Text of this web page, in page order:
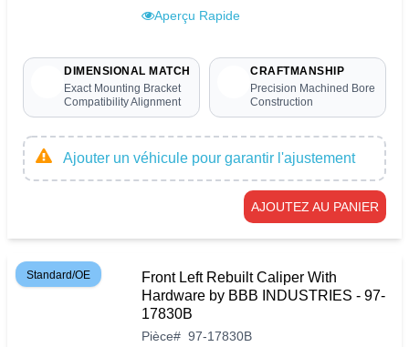
Aperçu Rapide
DIMENSIONAL MATCH
Exact Mounting Bracket
Compatibility Alignment
CRAFTMANSHIP
Precision Machined Bore
Construction
Ajouter un véhicule pour garantir l'ajustement
AJOUTEZ AU PANIER
Standard/OE
Front Left Rebuilt Caliper With
Hardware by BBB INDUSTRIES - 97-
17830B
Pièce# 97-17830B